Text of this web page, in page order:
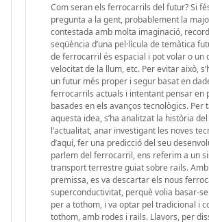
Com seran els ferrocarrils del futur? Si
pregunta a la gent, probablement la
contestada amb molta imaginació,
seqüència d’una pel·lícula de temàtica
de ferrocarril és espacial i pot volar o un
velocitat de la llum, etc. Per evitar això,
un futur més proper i segur basat en
ferrocarrils actuals i intentant pensar en
basades en els avanços tecnològics.
aquesta idea, s’ha analitzat la història
l’actualitat, anar investigant les noves
d’aquí, fer una predicció del seu
parlem del ferrocarril, ens referim a un
transport terrestre guiat sobre rails.
premissa, es va descartar els nous
superconductivitat, perquè volia basar-
per a tothom, i va optar pel tradicional i
tothom, amb rodes i rails. Llavors, per